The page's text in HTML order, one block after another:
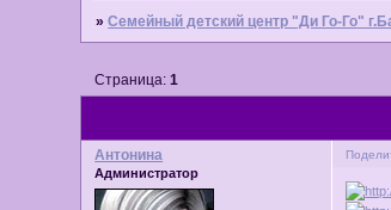
»Семейный детский центр "Ди Го-Го"
Страница:1
Антонина
Администратор